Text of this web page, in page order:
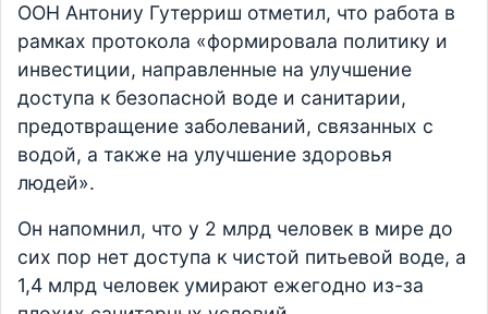
ООН Антониу Гутерриш отметил, что работа в
рамках протокола «формировала политику и
инвестиции, направленные на улучшение
доступа к безопасной воде и санитарии,
предотвращение заболеваний, связанных с
водой, а также на улучшение здоровья
людей».
Он напомнил, что у 2 млрд человек в мире до
сих пор нет доступа к чистой питьевой воде, а
1,4 млрд человек умирают ежегодно из-за